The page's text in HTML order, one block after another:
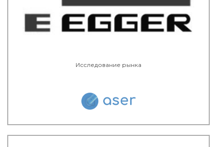
Исследование рынка